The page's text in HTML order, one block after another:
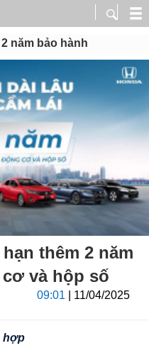
năm bảo hành
thêm 2 năm
và hộp số
09:01 | 11/04/2025
hợp